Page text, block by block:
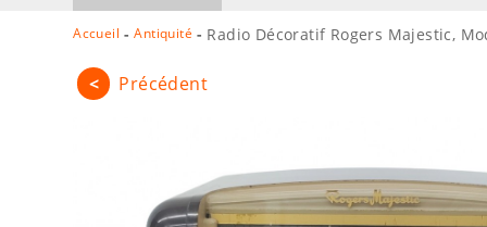
Accueil - Antiquité - Radio Décoratif Rogers Majestic,
< Précédent